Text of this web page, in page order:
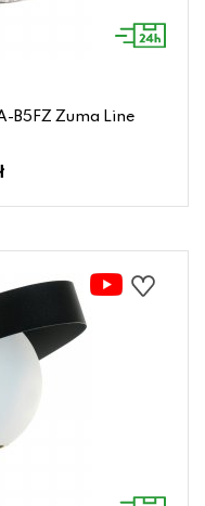
B5FZ Zuma Line